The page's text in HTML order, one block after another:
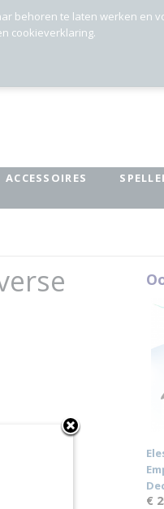
ACCESSOIRES
€
behoren te laten werken en
cookieverklaring.